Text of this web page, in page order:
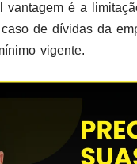
vantagem é a
de dívidas da
vigente.